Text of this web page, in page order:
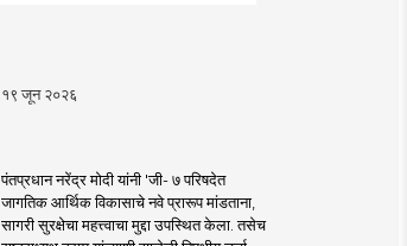
१९ जून २०२६
पंतप्रधान नरेंद्र मोदी यांनी 'जी- ७ परिषदेत
जागतिक आर्थिक विकासाचे नवे प्रारूप मांडताना,
सागरी सुरक्षेचा महत्त्वाचा मुद्दा उपस्थित केला. तसेच